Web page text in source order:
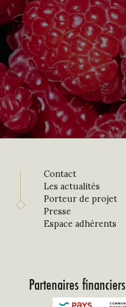
Contact
Les actualités
Porteur de projet
Presse
Espace adhérents
Partenaires financiers